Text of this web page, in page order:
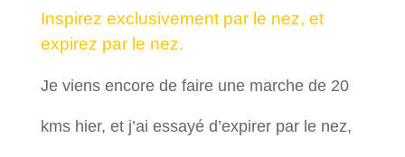
Inspirez exclusivement par le nez, et
expirez par le nez.
Je viens encore de faire une marche de 20
kms hier, et j’ai essayé d’expirer par le nez,